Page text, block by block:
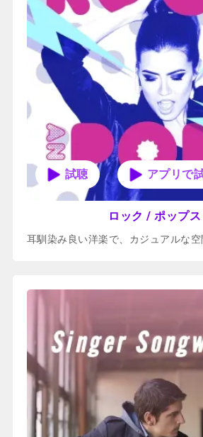
アプリで
ロック / ポップス
耳馴染み良い洋楽で、カジュアルな空